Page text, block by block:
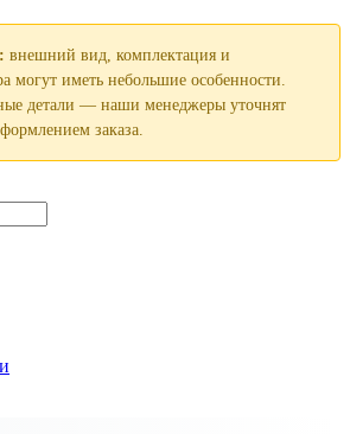
внешний вид, комплектация и
могут иметь небольшие особенности.
детали — наши менеджеры уточнят
заказа.